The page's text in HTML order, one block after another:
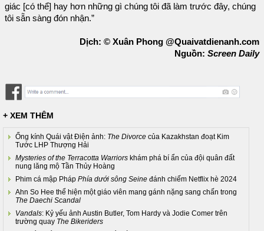
giác [có thể] hay hơn những gì chúng tôi đã làm trước đây, chúng
tôi sẵn sàng đón nhận.”
Dịch: © Xuân Phong @Quaivatdienanh.com
Nguồn: Screen Daily
+ XEM THÊM
Ống kính Quái vật Điện ảnh: The Divorce của Kazakhstan đoạt Kim
Tước LHP Thượng Hải
Mysteries of the Terracotta Warriors khám phá bí ẩn của đội quân đất
nung lăng mộ Tần Thủy Hoàng
Phim cá mập Pháp Phía dưới sông Seine đánh chiếm Netflix hè 2024
Ahn So Hee thể hiện một giáo viên mang gánh nặng sang chấn trong
The Daechi Scandal
Vandals: Kỷ yếu ảnh Austin Butler, Tom Hardy và Jodie Comer trên
trường quay The Bikeriders